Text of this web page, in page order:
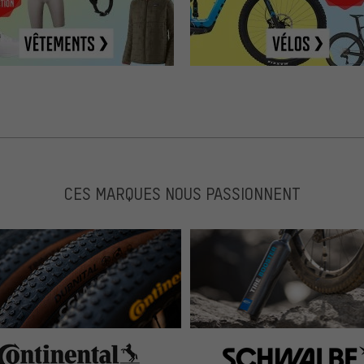
CES MARQUES NOUS PASSIONNENT